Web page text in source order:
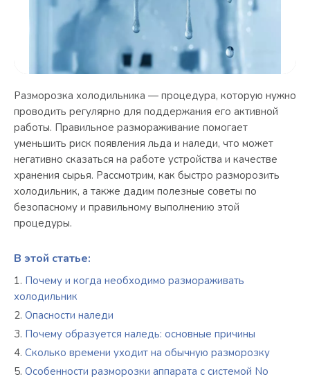
Разморозка холодильника — процедура, которую нужно
проводить регулярно для поддержания его активной
работы. Правильное размораживание помогает
уменьшить риск появления льда и наледи, что может
негативно сказаться на работе устройства и качестве
хранения сырья. Рассмотрим, как быстро разморозить
холодильник, а также дадим полезные советы по
безопасному и правильному выполнению этой
процедуры.
В этой статье:
Почему и когда необходимо размораживать
холодильник
Опасности наледи
Почему образуется наледь: основные причины
Сколько времени уходит на обычную разморозку
Особенности разморозки аппарата с системой No